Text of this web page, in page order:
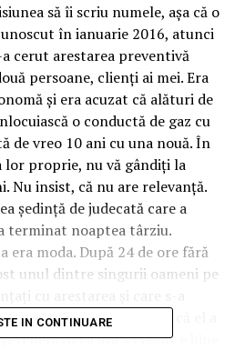
să îi scriu numele, aşa că o
în ianuarie 2016, atunci
cerut arestarea preventivă
persoane, clienţi ai mei. Era
şi era acuzat că alături de
o conductă de gaz cu
de vreo 10 ani cu una nouă. În
lor proprie, nu vă gândiţi la
insist, că nu are relevanţă.
şedinţă de judecată care a
terminat noaptea târziu.
era moda. După 24 de ore fără
unul dintre singurii oameni pe
I-a spus judecătoarei că el a
pentru că aşa a crezut e bine
IN CONTINUARE